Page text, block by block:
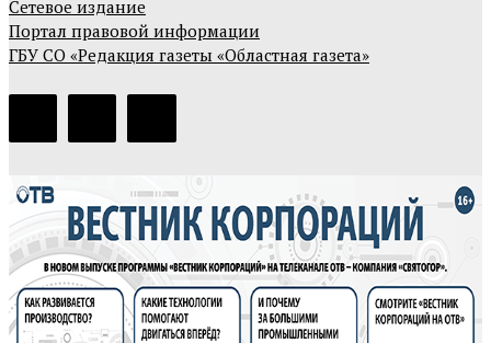
Сетевое издание
Портал правовой информации
ГБУ СО «Редакция газеты «Областная газета»